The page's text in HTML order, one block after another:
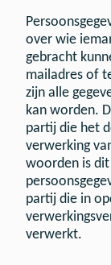
over wie
gebracht
mailadres of
zijn alle
kan worden.
partij die het
verwerking
woorden is
partij die in
verwerkt.